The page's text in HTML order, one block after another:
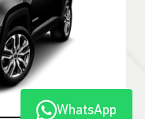
WhatsApp